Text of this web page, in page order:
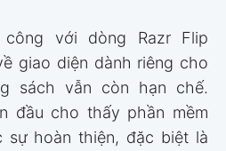
với dòng Razr Flip
giao diện dành riêng cho
sách vẫn còn hạn chế.
đầu cho thấy phần mềm
sự hoàn thiện, đặc biệt là